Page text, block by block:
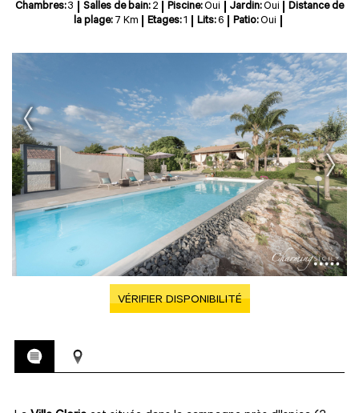
Chambres:3 Salles de bain: 2 Piscine:Oui Jardin:Oui
Distance de
la plage: 7 Km Etages:1 Lits:6 Patio:Oui
VÉRIFIER DISPONIBILITÉ